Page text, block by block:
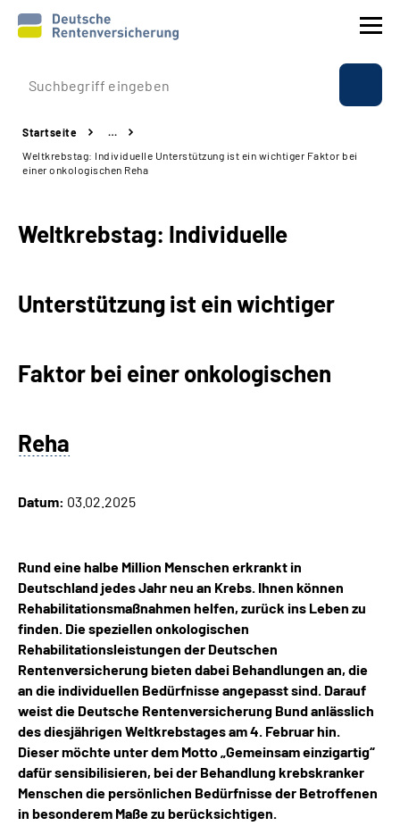
Prävention
Reha
Beratung & Kontakt
Experten
Suche
Leichte Sprache
Mein Kundenportal
Startseite
…
Weltkrebstag: Individuelle Unterstützung ist ein wichtiger Faktor bei
einer onkologischen Reha
Weltkrebstag: Individuelle
Unterstützung ist ein wichtiger
Faktor bei einer onkologischen
Reha
Datum: 03.02.2025
Rund eine halbe Million Menschen erkrankt in
Deutschland jedes Jahr neu an Krebs. Ihnen können
Rehabilitationsmaßnahmen helfen, zurück ins Leben zu
finden. Die speziellen onkologischen
Rehabilitationsleistungen der Deutschen
Rentenversicherung bieten dabei Behandlungen an, die
an die individuellen Bedürfnisse angepasst sind. Darauf
weist die Deutsche Rentenversicherung Bund anlässlich
des diesjährigen Weltkrebstages am 4. Februar hin.
Dieser möchte unter dem Motto „Gemeinsam einzigartig“
dafür sensibilisieren, bei der Behandlung krebskranker
Menschen die persönlichen Bedürfnisse der Betroffenen
in besonderem Maße zu berücksichtigen.